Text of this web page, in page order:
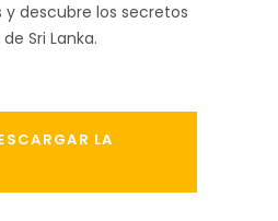
y descubre los secretos
Sri Lanka.
LA